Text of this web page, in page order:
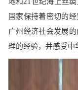
国家保持着密切的
广州经济社会发展
理的经验，并感受中